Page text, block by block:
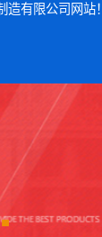
有限公司网站！
有限公司